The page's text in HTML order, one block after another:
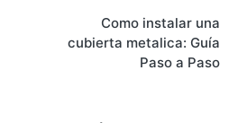
Como instalar una
cubierta metalica: Guía
Paso a Paso